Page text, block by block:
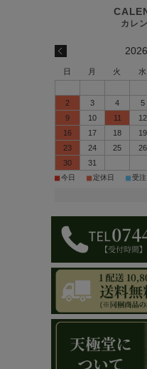
日 月 火 水
2
3 4 5
9
10 11 12
16
17 18 19
23
24 25 26
30
31
■今日 ■ 定休日 ■受